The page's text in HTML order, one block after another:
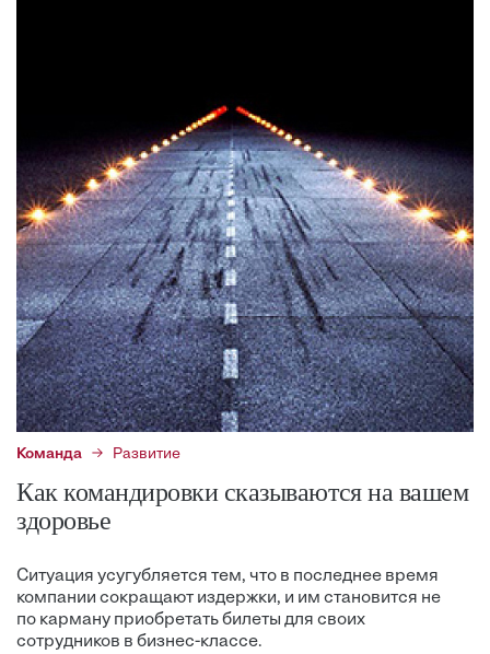
Команда Развитие
Как командировки сказываются на вашем
здоровье
Ситуация усугубляется тем, что в последнее время
компании сокращают издержки, и им становится не
по карману приобретать билеты для своих
сотрудников в бизнес-классе.